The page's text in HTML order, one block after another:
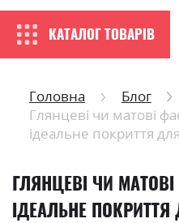
КАТАЛОГ ТОВАРІВ
Головна
Блог
Глянцеві чи матові
ідеальне покриття
ГЛЯНЦЕВІ ЧИ
ІДЕАЛЬНЕ